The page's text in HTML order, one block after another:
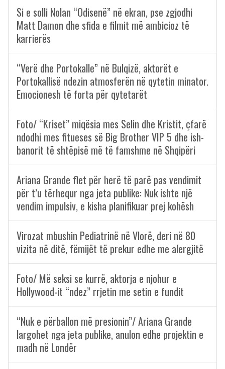
Si e solli Nolan “Odisenë” në ekran, pse zgjodhi
Matt Damon dhe sfida e filmit më ambicioz të
karrierës
“Verë dhe Portokalle” në Bulqizë, aktorët e
Portokallisë ndezin atmosferën në qytetin minator.
Emocionesh të forta për qytetarët
Foto/ “Kriset” miqësia mes Selin dhe Kristit, çfarë
ndodhi mes fitueses së Big Brother VIP 5 dhe ish-
banorit të shtëpisë më të famshme në Shqipëri
Ariana Grande flet për herë të parë pas vendimit
për t’u tërhequr nga jeta publike: Nuk ishte një
vendim impulsiv, e kisha planifikuar prej kohësh
Virozat mbushin Pediatrinë në Vlorë, deri në 80
vizita në ditë, fëmijët të prekur edhe me alergjitë
Foto/ Më seksi se kurrë, aktorja e njohur e
Hollywood-it “ndez” rrjetin me setin e fundit
“Nuk e përballon më presionin”/ Ariana Grande
largohet nga jeta publike, anulon edhe projektin e
madh në Londër